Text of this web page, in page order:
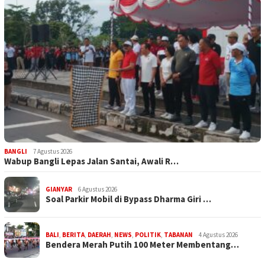
BANGLI 7 Agustus 2026
Wabup Bangli Lepas Jalan Santai, Awali R…
GIANYAR 6 Agustus 2026
Soal Parkir Mobil di Bypass Dharma Giri …
BALI, BERITA, DAERAH, NEWS, POLITIK, TABANAN 4 Agustus 2026
Bendera Merah Putih 100 Meter Membentang…